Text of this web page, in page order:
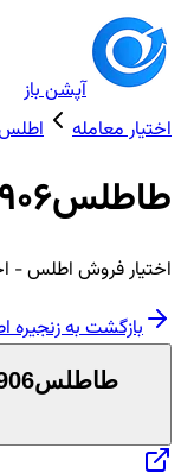
آپشن باز
اختیار معامله
طاطلس010906
اختیارفروش اطلس-
بازگشت به زنجیره
طاطلس010906